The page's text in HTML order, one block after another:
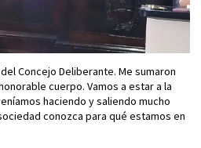
Concejo Deliberante. Me sumaron
cuerpo. Vamos a estar a la
haciendo y saliendo mucho
conozca para qué estamos en